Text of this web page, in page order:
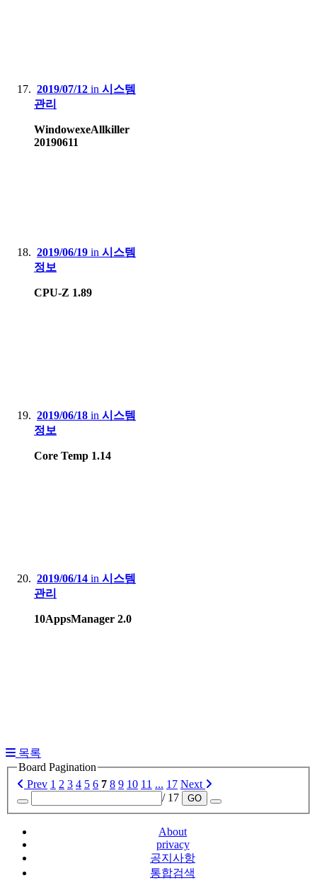
2019/07/12 in 시스템
관리
WindowexeAllkiller
20190611
2019/06/19 in 시스템
정보
CPU-Z 1.89
2019/06/18 in 시스템
정보
Core Temp 1.14
2019/06/14 in 시스템
관리
10AppsManager 2.0
목록
Board Pagination
Prev 1 2 3 4 5 6 7 8 9 10 11 ... 17 Next
/ 17
GO
About
privacy
공지사항
통합검색